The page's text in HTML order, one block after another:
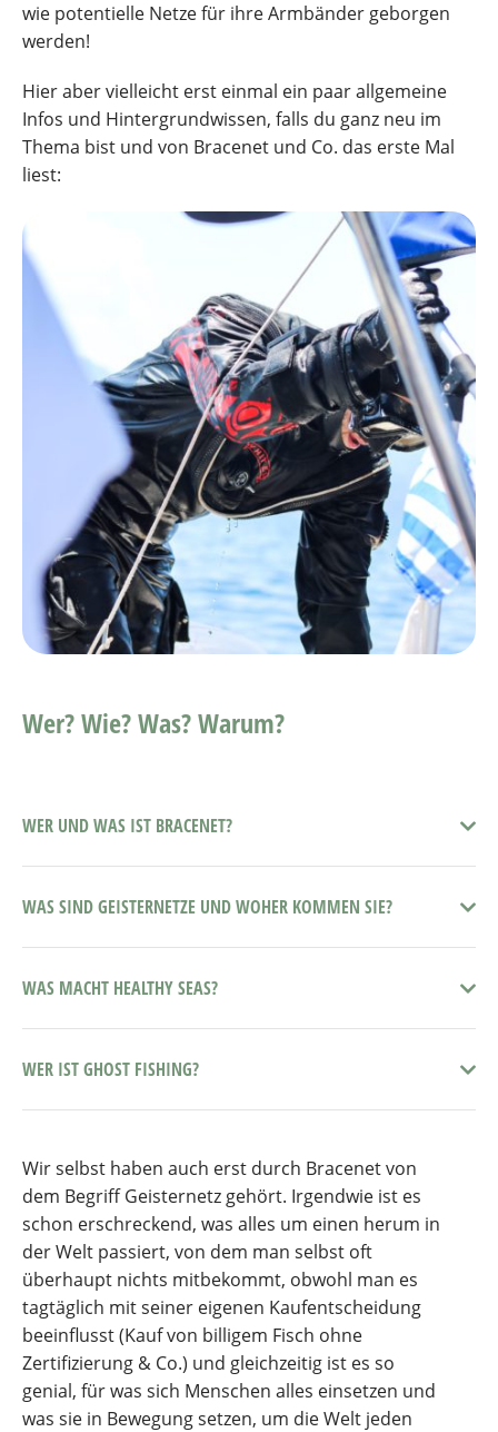
wie potentielle Netze für ihre Armbänder geborgen
werden!
Hier aber vielleicht erst einmal ein paar allgemeine
Infos und Hintergrundwissen, falls du ganz neu im
Thema bist und von Bracenet und Co. das erste Mal
liest:
Wer? Wie? Was? Warum?
WER UND WAS IST BRACENET?
WAS SIND GEISTERNETZE UND WOHER KOMMEN SIE?
WAS MACHT HEALTHY SEAS?
WER IST GHOST FISHING?
Wir selbst haben auch erst durch Bracenet von
dem Begriff Geisternetz gehört. Irgendwie ist es
schon erschreckend, was alles um einen herum in
der Welt passiert, von dem man selbst oft
überhaupt nichts mitbekommt, obwohl man es
tagtäglich mit seiner eigenen Kaufentscheidung
beeinflusst (Kauf von billigem Fisch ohne
Zertifizierung & Co.) und gleichzeitig ist es so
genial, für was sich Menschen alles einsetzen und
was sie in Bewegung setzen, um die Welt jeden